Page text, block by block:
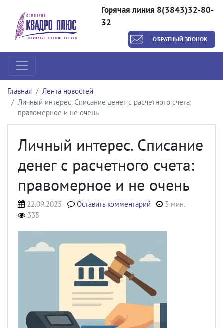
Горячая линия 8(3843)32-80-
32
ОБРАТНЫЙ ЗВОНОК
Главная
Лента новостей
Личный интерес. Списание денег с расчетного счета:
правомерное и не очень
Личный интерес. Списание
денег с расчетного счета:
правомерное и не очень
22.09.2025 Оставить комментарий
3 мин.
335